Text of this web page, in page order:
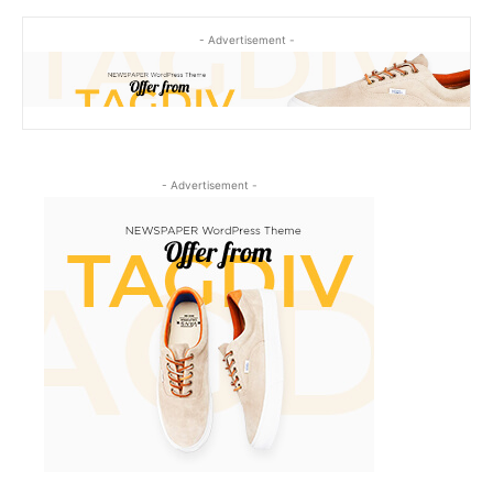
- Advertisement -
- Advertisement -